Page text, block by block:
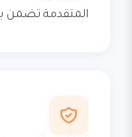
المتقدمة تضمن